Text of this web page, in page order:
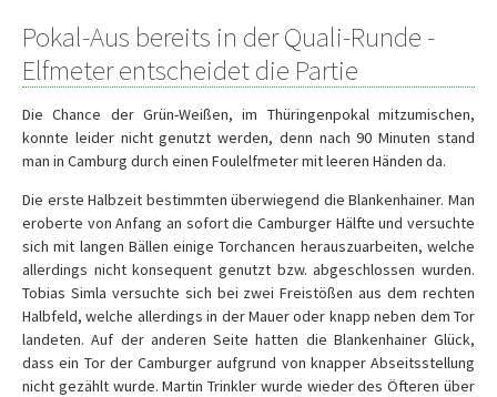
Pokal-Aus bereits in der Quali-Runde -
Elfmeter entscheidet die Partie
Die Chance der Grün-Weißen, im Thüringenpokal mitzumischen,
konnte leider nicht genutzt werden, denn nach 90 Minuten stand
man in Camburg durch einen Foulelfmeter mit leeren Händen da.
Die erste Halbzeit bestimmten überwiegend die Blankenhainer. Man
eroberte von Anfang an sofort die Camburger Hälfte und versuchte
sich mit langen Bällen einige Torchancen herauszuarbeiten, welche
allerdings nicht konsequent genutzt bzw. abgeschlossen wurden.
Tobias Simla versuchte sich bei zwei Freistößen aus dem rechten
Halbfeld, welche allerdings in der Mauer oder knapp neben dem Tor
landeten. Auf der anderen Seite hatten die Blankenhainer Glück,
dass ein Tor der Camburger aufgrund von knapper Abseitsstellung
nicht gezählt wurde. Martin Trinkler wurde wieder des Öfteren über